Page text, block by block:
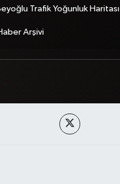
Trafik Yoğunluk Haritası
Arşivi